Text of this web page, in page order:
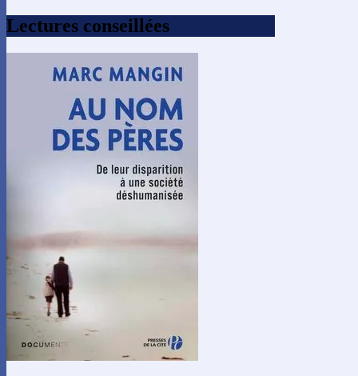
Lectures conseillées